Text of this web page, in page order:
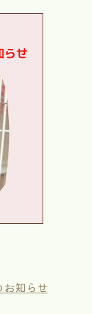
知らせ